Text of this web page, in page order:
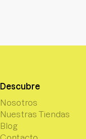
Descubre
Nosotros
Nuestras Tiendas
Blog